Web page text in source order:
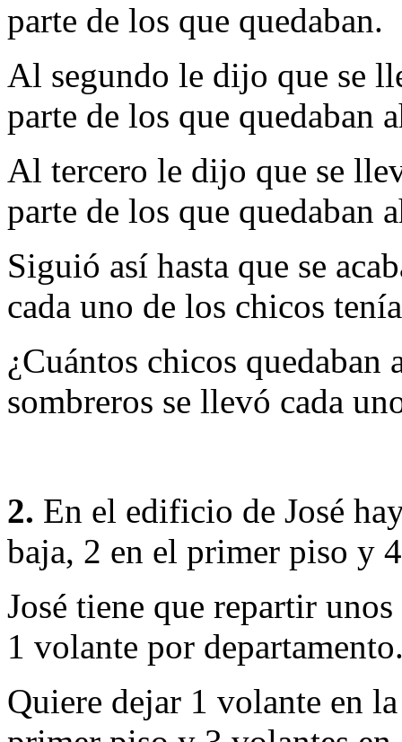
parte de los que quedaban.
Al segundo le dijo que se
parte de los que quedaban
Al tercero le dijo que se
parte de los que quedaban
Siguió así hasta que se
cada uno de los chicos
¿Cuántos chicos
sombreros se llevó cada
2. En el edificio de José
baja, 2 en el primer piso y
José tiene que repartir
1 volante por
Quiere dejar 1 volante en